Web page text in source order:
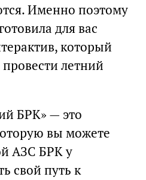
Именно поэтому
для вас
который
летний
БРК» — это
вы можете
АЗС БРК у
свой путь к